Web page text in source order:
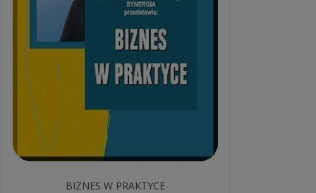
BIZNES W PRAKTYCE